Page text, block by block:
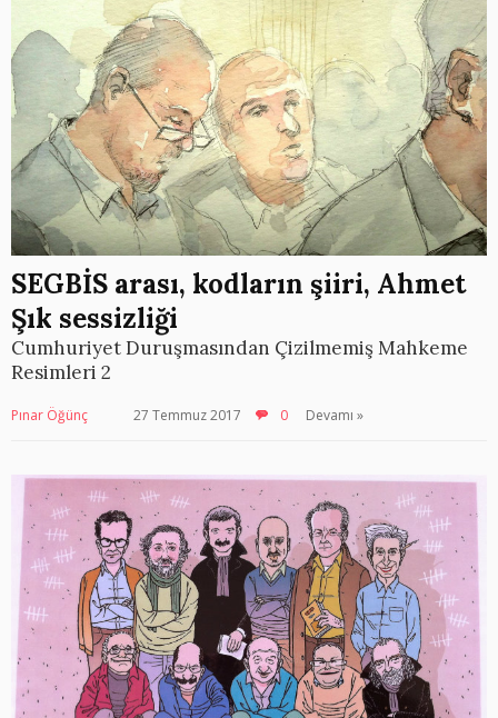
SEGBİS arası, kodların şiiri, Ahmet
Şık sessizliği
Cumhuriyet Duruşmasından Çizilmemiş Mahkeme
Resimleri 2
Pınar Öğünç 27 Temmuz 2017 0 Devamı »